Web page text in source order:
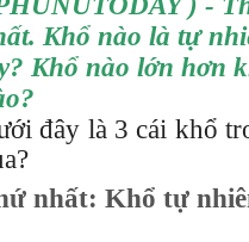
Khổ nào là tự
Khổ nào lớn hơn
đây là 3 cái khổ
nhất: Khổ tự